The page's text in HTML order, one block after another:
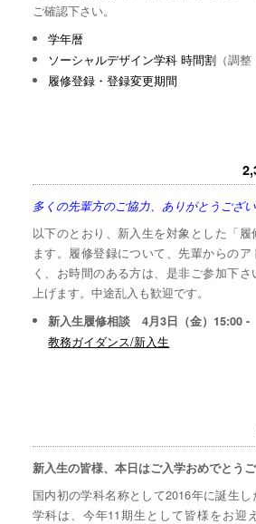
ご確認下さい。
学年暦
ソーシャルデザイン学科 時間割 （調
履修登録・登録変更期間
多くの先輩方のご協力、ありがとうござい
以下のとおり、新入生を対象とした「
ます。履修登録について、先輩からの
く、お時間のある方は、是非ご参加下
上げます。中途乱入も歓迎です。
新入生履修相談 4月3日（金）15:00
教務ガイダンス/新入生
新入生の皆様、本日はご入学おめでとうご
国内初の学科名称として2016年に誕生
学科は、今年11期生として皆様をお迎